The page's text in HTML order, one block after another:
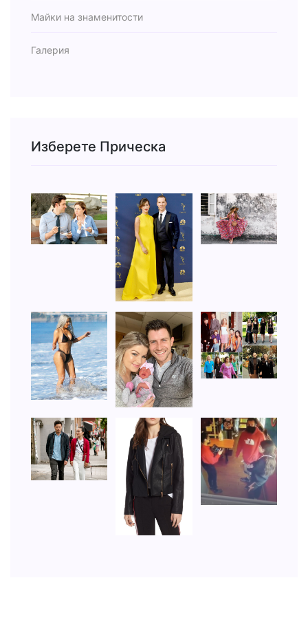
Майки на знаменитости
Галерия
Изберете Прическа